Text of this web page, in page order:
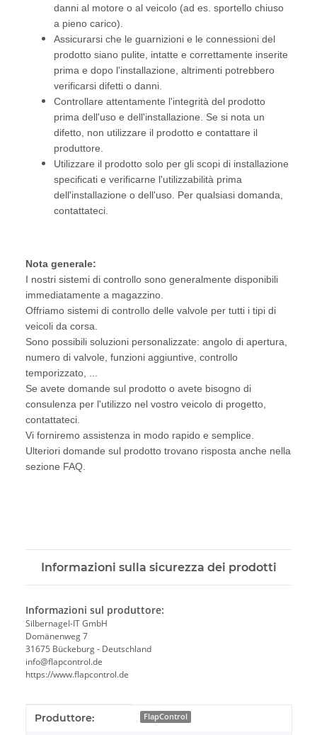
danni al motore o al veicolo (ad es. sportello chiuso
a pieno carico).
Assicurarsi che le guarnizioni e le connessioni del
prodotto siano pulite, intatte e correttamente inserite
prima e dopo l'installazione, altrimenti potrebbero
verificarsi difetti o danni.
Controllare attentamente l'integrità del prodotto
prima dell'uso e dell'installazione. Se si nota un
difetto, non utilizzare il prodotto e contattare il
produttore.
Utilizzare il prodotto solo per gli scopi di installazione
specificati e verificarne l'utilizzabilità prima
dell'installazione o dell'uso. Per qualsiasi domanda,
contattateci.
Nota generale:
I nostri sistemi di controllo sono generalmente disponibili
immediatamente a magazzino.
Offriamo sistemi di controllo delle valvole per tutti i tipi di
veicoli da corsa.
Sono possibili soluzioni personalizzate: angolo di apertura,
numero di valvole, funzioni aggiuntive, controllo
temporizzato, ...
Se avete domande sul prodotto o avete bisogno di
consulenza per l'utilizzo nel vostro veicolo di progetto,
contattateci.
Vi forniremo assistenza in modo rapido e semplice.
Ulteriori domande sul prodotto trovano risposta anche nella
sezione FAQ.
Informazioni sulla sicurezza dei prodotti
Informazioni sul produttore:
Silbernagel-IT GmbH
Domänenweg 7
31675 Bückeburg - Deutschland
info@flapcontrol.de
https://www.flapcontrol.de
#productDetails.itemInformation#
#productDetails.itemValue#
Produttore: FlapControl